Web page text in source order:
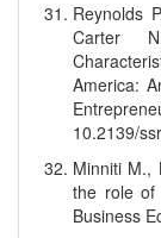
Reynolds
Carter
America:
10.2139/
Minniti M.,
the role of
Business